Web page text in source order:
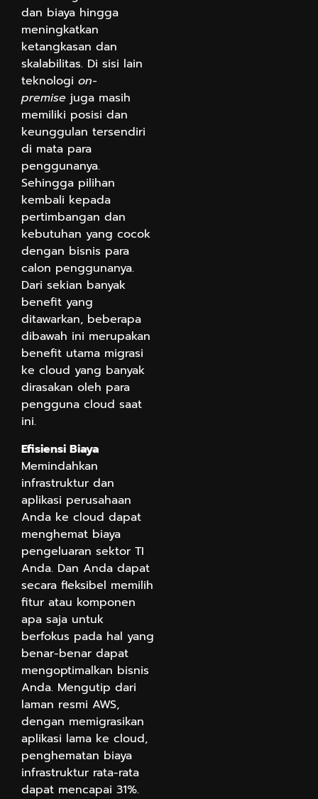
dan biaya hingga
meningkatkan
ketangkasan dan
skalabilitas. Di sisi lain
teknologi on-
premise juga masih
memiliki posisi dan
keunggulan tersendiri
di mata para
penggunanya.
Sehingga pilihan
kembali kepada
pertimbangan dan
kebutuhan yang cocok
dengan bisnis para
calon penggunanya.
Dari sekian banyak
benefit yang
ditawarkan, beberapa
dibawah ini merupakan
benefit utama migrasi
ke cloud yang banyak
dirasakan oleh para
pengguna cloud saat
ini.
Efisiensi Biaya
Memindahkan
infrastruktur dan
aplikasi perusahaan
Anda ke cloud dapat
menghemat biaya
pengeluaran sektor TI
Anda. Dan Anda dapat
secara fleksibel memilih
fitur atau komponen
apa saja untuk
berfokus pada hal yang
benar-benar dapat
mengoptimalkan bisnis
Anda. Mengutip dari
laman resmi AWS,
dengan memigrasikan
aplikasi lama ke cloud,
penghematan biaya
infrastruktur rata-rata
dapat mencapai 31%.